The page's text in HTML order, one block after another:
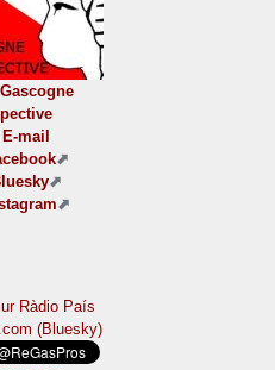
E-mail
Ràdio País
(Bluesky)